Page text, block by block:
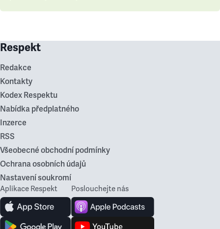
Respekt
Redakce
Kontakty
Kodex Respektu
Nabídka předplatného
Inzerce
RSS
Všeobecné obchodní podmínky
Ochrana osobních údajů
Nastavení soukromí
Aplikace Respekt Poslouchejte nás